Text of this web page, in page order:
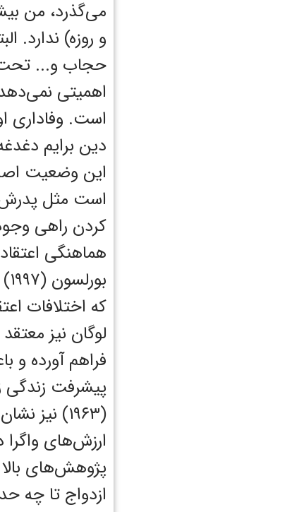
می‌گذرد، من
و روزه) ندارد.
حجاب و... تحت
اهمیتی
است. وفاداری
دین برایم
‌این وضعیت
است مثل پدرش
کردن راهی
هماهنگی
که اختلافات
لوگان نیز
فراهم آورده و
پیشرفت زندگی
(۱۹۶۳)
ارزش‌های
پژوهش‌های
ازدواج تا چه